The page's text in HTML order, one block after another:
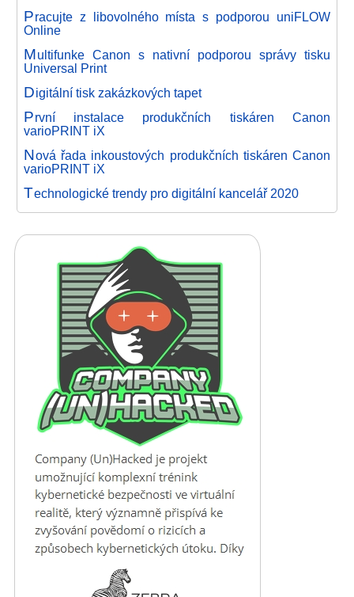
Pracujte z libovolného místa s podporou uniFLOW
Online
Multifunke Canon s nativní podporou správy tisku
Universal Print
Digitální tisk zakázkových tapet
První instalace produkčních tiskáren Canon
varioPRINT iX
Nová řada inkoustových produkčních tiskáren Canon
varioPRINT iX
Technologické trendy pro digitální kancelář 2020